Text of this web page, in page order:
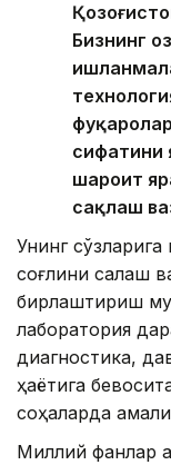
Бизнинг
сифатини
шароит
сақлаш
Унинг
соғлиқни
бирлаштириш
лаборатория
диагностика,
ҳаётига
соҳаларда
Миллий фанлар